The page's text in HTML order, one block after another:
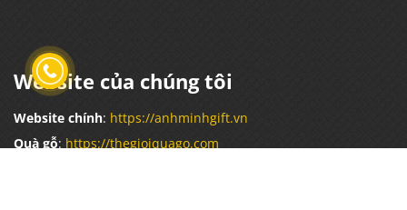
Website của chúng tôi
Website chính: https://anhminhgift.vn
Quà gỗ: https://thegioiquago.com